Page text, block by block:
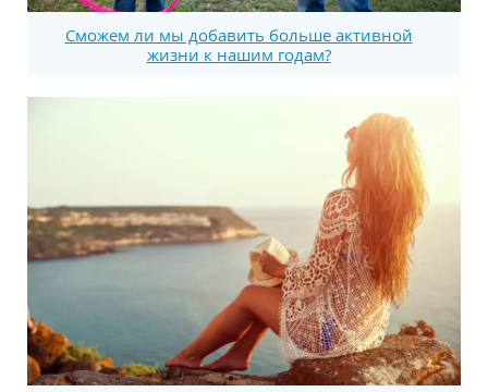
Сможем ли мы добавить больше активной
жизни к нашим годам?